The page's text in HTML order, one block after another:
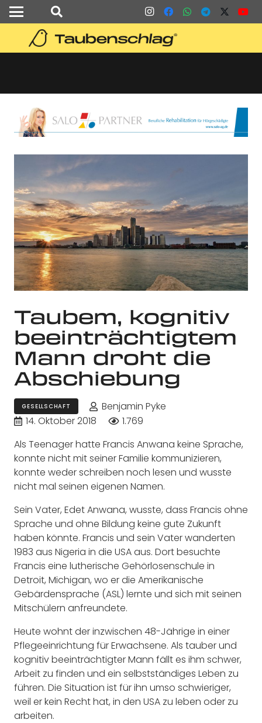
Taubem, kognitiv
beeinträchtigtem
Mann droht die
Abschiebung
GESELLSCHAFT
Benjamin Pyke
14. Oktober 2018
1.769
Als Teenager hatte Francis Anwana keine Sprache,
konnte nicht mit seiner Familie kommunizieren,
konnte weder schreiben noch lesen und wusste
nicht mal seinen eigenen Namen.
Sein Vater, Edet Anwana, wusste, dass Francis ohne
Sprache und ohne Bildung keine gute Zukunft
haben könnte. Francis und sein Vater wanderten
1983 aus Nigeria in die USA aus. Dort besuchte
Francis eine lutherische Gehörlosenschule in
Detroit, Michigan, wo er die Amerikanische
Gebärdensprache (ASL) lernte und sich mit seinen
Mitschülern anfreundete.
Heute wohnt der inzwischen 48-Jährige in einer
Pflegeeinrichtung für Erwachsene. Als tauber und
kognitiv beeinträchtigter Mann fällt es ihm schwer,
Arbeit zu finden und ein selbstständiges Leben zu
führen. Die Situation ist für ihn umso schwieriger,
weil er kein Recht hat, in den USA zu leben oder zu
arbeiten.